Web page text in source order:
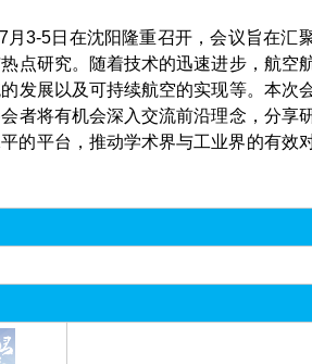
3-5日在沈阳隆重召开，会议旨在汇
点研究。随着技术的迅速进步，航空
发展以及可持续航空的实现等。本次
者将有机会深入交流前沿理念，分享
的平台，推动学术界与工业界的有效